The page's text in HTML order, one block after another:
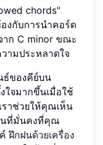
chords"
งกับการนำคอร์ด
าก C minor ขณะ
ามประหลาดใจ
ธ์ของคีย์บน
ใจมากขึ้นเมื่อใช้
ราช่วยให้คุณเห็น
นที่มั่นคงที่คุณ
ค์ฝึกฝนด้วยเครื่อง